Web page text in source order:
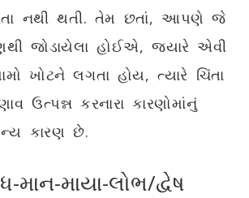
નથી થતી. તેમ છતાં, આપણે જે
જોડાયેલા હોઈએ, જ્યારે એવી
ખોટને લગતા હોય, ત્યારે ચિંતા
ઉત્પન્ન કરનારા કારણોમાંનું
કારણ છે.
માન-માયા-લોભ/દ્વેષ